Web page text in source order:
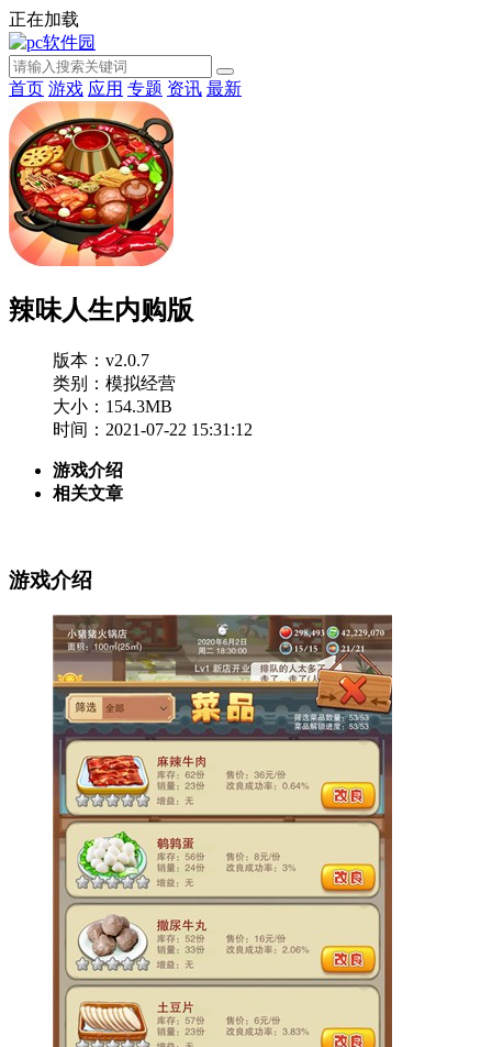
正在加载
首页 游戏 应用 专题 资讯 最新
辣味人生内购版
版本：v2.0.7
类别：模拟经营
大小：154.3MB
时间：2021-07-22 15:31:12
游戏介绍
相关文章
游戏介绍